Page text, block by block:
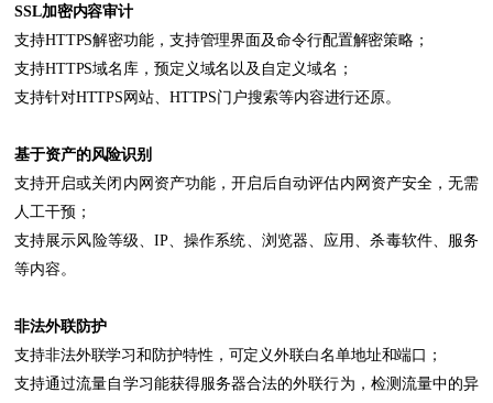
SSL加密内容审计
支持HTTPS解密功能，支持管理界面及命令行配置解密策略；
支持HTTPS域名库，预定义域名以及自定义域名；
支持针对HTTPS网站、HTTPS门户搜索等内容进行还原。
基于资产的风险识别
支持开启或关闭内网资产功能，开启后自动评估内网资产安全，无需
人工干预；
支持展示风险等级、IP、操作系统、浏览器、应用、杀毒软件、服务
等内容。
非法外联防护
支持非法外联学习和防护特性，可定义外联白名单地址和端口；
支持通过流量自学习能获得服务器合法的外联行为，检测流量中的异